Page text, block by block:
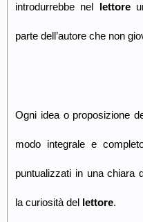
introdurrebbe nel lettore
parte dell’autore che non
Ogni idea o proposizione
modo integrale e
puntualizzati in una chiara
la curiosità del lettore.